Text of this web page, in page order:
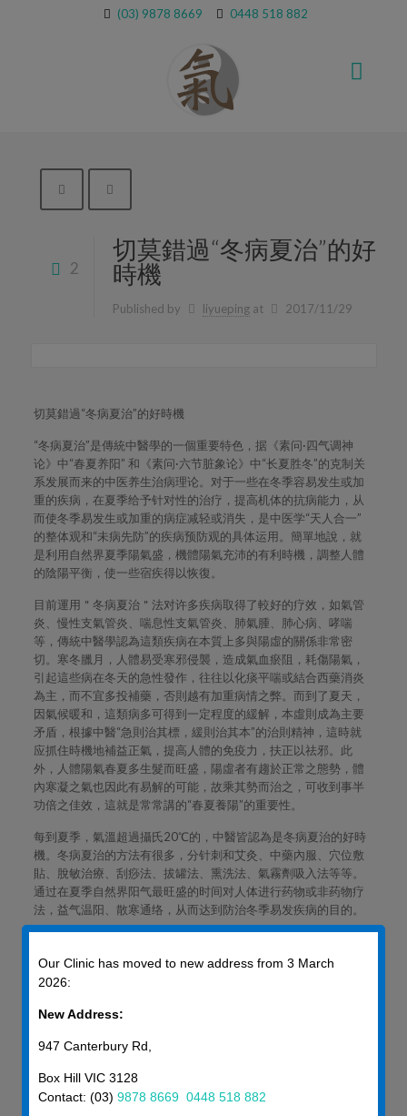
(03) 9878 8669 0448 518 882
2
切莫錯過“冬病夏治”的好
時機
Published by liyueping at 2017/11/29
切莫錯過“冬病夏治”的好時機
“冬病夏治”是傳統中醫學的一個重要特色，据《素问·四气调神
论》中“春夏养阳” 和《素问·六节脏象论》中“长夏胜冬”的克制关
系发展而来的中医养生治病理论。对于一些在冬季容易发生或加
重的疾病，在夏季给予针对性的治疗，提高机体的抗病能力，从
而使冬季易发生或加重的病症减轻或消失，是中医学“天人合一”
的整体观和“未病先防”的疾病预防观的具体运用。簡單地說，就
是利用自然界夏季陽氣盛，機體陽氣充沛的有利時機，調整人體
的陰陽平衡，使一些宿疾得以恢復。
目前運用＂冬病夏治＂法对许多疾病取得了較好的疗效，如氣管
炎、慢性支氣管炎、喘息性支氣管炎、肺氣腫、肺心病、哮喘
等，傳統中醫學認為這類疾病在本質上多與陽虛的關係非常密
切。寒冬臘月，人體易受寒邪侵襲，造成氣血瘀阻，耗傷陽氣，
引起這些病在冬天的急性發作，往往以化痰平喘或結合西藥消炎
為主，而不宜多投補藥，否則越有加重病情之弊。而到了夏天，
因氣候暖和，這類病多可得到一定程度的緩解，本虛則成為主要
矛盾，根據中醫“急則治其標，緩則治其本”的治則精神，這時就
应抓住時機地補益正氣，提高人體的免疫力，扶正以祛邪。此
外，人體陽氣春夏多生髮而旺盛，陽虛者有趨於正常之態勢，體
內寒凝之氣也因此有易解的可能，故乘其勢而治之，可收到事半
功倍之佳效，這就是常常講的“春夏養陽”的重要性。
每到夏季，氣溫超過攝氏20℃的，中醫皆認為是冬病夏治的好時
機。冬病夏治的方法有很多，分针刺和艾灸、中藥內服、穴位敷
貼、脫敏治療、刮痧法、拔罐法、熏洗法、氣霧劑吸入法等等。
通过在夏季自然界阳气最旺盛的时间对人体进行药物或非药物疗
法，益气温阳、散寒通络，从而达到防治冬季易发疾病的目的。
适合遵循“冬病夏治”的法則治療的疾病，
1.呼吸系统疾病，如慢性咳嗽、哮喘、慢性支气管炎、慢性阻塞
2.风湿免疫性疾病，如关节疼痛及肢体麻木、肩周炎、风湿性关
3.消化系统疾病，如慢性胃炎、慢性肠炎、消化不良等。
5.儿科疾病，如哮喘、咳嗽、支气管炎、体虚易感冒、脾胃虚弱
等。
Our Clinic has moved to new address from 3 March
2026:
New Address:
947 Canterbury Rd,
Box Hill VIC 3128
Contact: (03) 9878 8669 0448 518 882